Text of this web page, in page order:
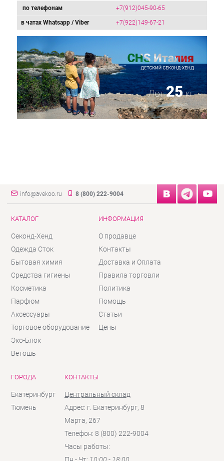
по телефонам +7(912)045-90-65
в чатах Whatsapp / Viber +7(922)149-67-21
info@avekoo.ru 8 (800) 222-9004
КАТАЛОГ
Секонд-Хенд
Одежда Сток
Бытовая химия
Средства гигиены
Косметика
Парфюм
Аксессуары
Торговое оборудование
Эко-Блок
Ветошь
ИНФОРМАЦИЯ
О продавце
Контакты
Доставка и Оплата
Правила торговли
Политика
Помощь
Статьи
Цены
ГОРОДА
Екатеринбург
Тюмень
КОНТАКТЫ
Центральный склад
Адрес: г. Екатеринбург, 8
Марта, 267
Телефон: 8 (800) 222-9004
Часы работы:
Пн - Чт: 10:00 - 18:00